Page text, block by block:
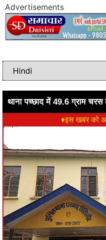
Advertisements
थाना पच्छाद में 49.6 ग्राम चरस
♦इस खबर को